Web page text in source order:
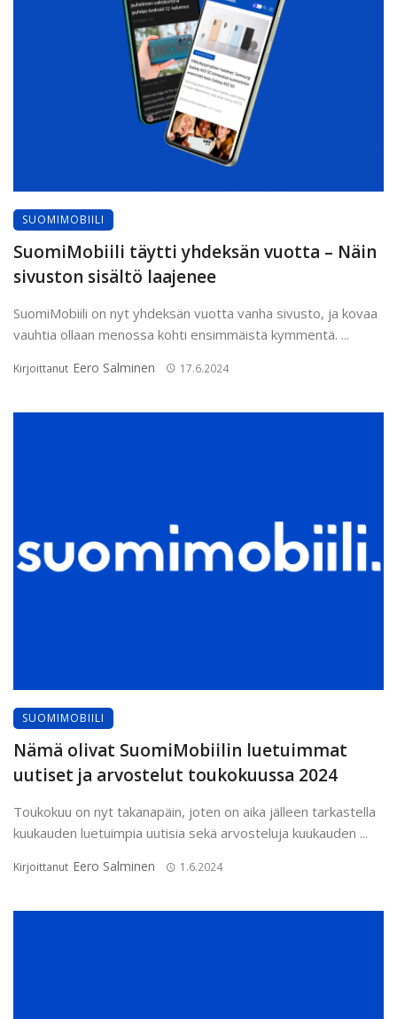
SUOMIMOBIILI
SuomiMobiili täytti yhdeksän vuotta – Näin
sivuston sisältö laajenee
SuomiMobiili on nyt yhdeksän vuotta vanha sivusto, ja kovaa
vauhtia ollaan menossa kohti ensimmäistä kymmentä. ...
Kirjoittanut Eero Salminen 17.6.2024
SUOMIMOBIILI
Nämä olivat SuomiMobiilin luetuimmat
uutiset ja arvostelut toukokuussa 2024
Toukokuu on nyt takanapäin, joten on aika jälleen tarkastella
kuukauden luetuimpia uutisia sekä arvosteluja kuukauden ...
Kirjoittanut Eero Salminen 1.6.2024